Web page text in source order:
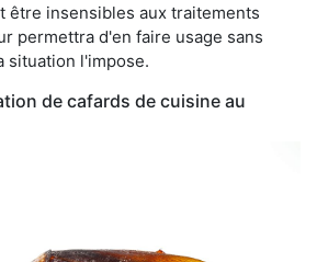
être insensibles aux traitements
permettra d'en faire usage sans
situation l'impose.
de cafards de cuisine au